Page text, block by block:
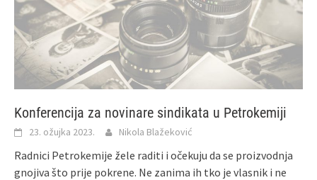
Konferencija za novinare sindikata u Petrokemiji
23. ožujka 2023. Nikola Blažeković
Radnici Petrokemije žele raditi i očekuju da se proizvodnja
gnojiva što prije pokrene. Ne zanima ih tko je vlasnik i ne